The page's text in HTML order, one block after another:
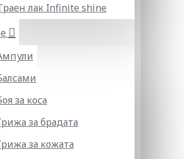
лак Infinite shine
за коса
за брадата
за кожата